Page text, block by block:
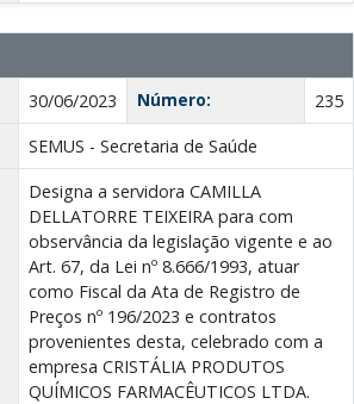
30/06/2023 Número:
235
SEMUS - Secretaria de Saúde
Designa a servidora CAMILLA
DELLATORRE TEIXEIRA para com
observância da legislação vigente e ao
Art. 67, da Lei nº 8.666/1993, atuar
como Fiscal da Ata de Registro de
Preços nº 196/2023 e contratos
provenientes desta, celebrado com a
empresa CRISTÁLIA PRODUTOS
QUÍMICOS FARMACÊUTICOS LTDA.